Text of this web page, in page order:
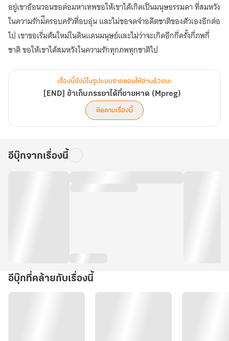
อยู่เขาอ้อนวอนขอต่อมหาเทพขอให้เขาได้เกิดเป็นมนุษธรรมดา ที่สมหวัง
ในความรักม่ีครอบครัวที่อบอุ่น และไม่ขอจดจำอดีตชาติของตัวเองอีกต่อ
ไป เขาขอเริ่มต้นใหม่ในดินแดนมนุษย์และไม่ว่าจะเกิดอีกกี่ครั้งกี่ภพกี่
ชาติ ขอให้เขาได้สมหวังในความรักทุกภพทุกชาติไป
เรื่องนี้ยังมีในรูปแบบรายตอนให้อ่านด้วยนะ
[END] ข้าเก็บภรรยาได้ที่ชายหาด (Mpreg)
ติดตามเรื่องนี้
อีบุ๊กจากเรื่องนี้
อีบุ๊กที่คล้ายกับเรื่องนี้